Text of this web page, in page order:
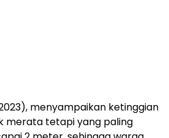
menyampaikan ketinggian
merata tetapi yang paling